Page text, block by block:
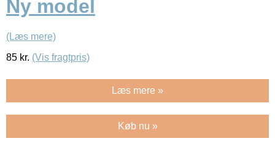
Ny model
(Læs mere)
85 kr. (Vis fragtpris)
Læs mere »
Køb nu »